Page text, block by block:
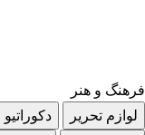
فرهنگ و هنر
لوازم تحریر
دکوراتیو